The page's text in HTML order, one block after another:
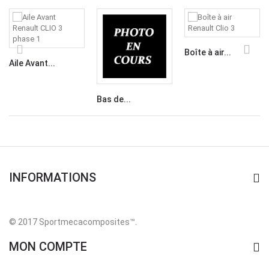
Aile Avant...
Bas de...
Boîte à air...
INFORMATIONS
© 2017 Sportmecacomposites™
MON COMPTE